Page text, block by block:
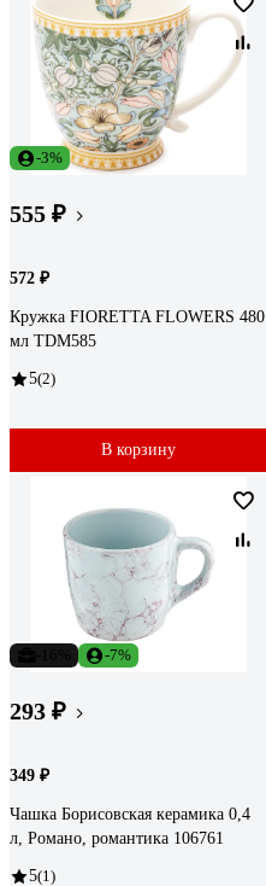
-3%
555 ₽
572 ₽
Кружка FIORETTA FLOWERS 480
мл TDM585
5(2)
В корзину
-7%
293 ₽
349 ₽
Чашка Борисовская керамика 0,4
л, Романо, романтика 106761
5(1)